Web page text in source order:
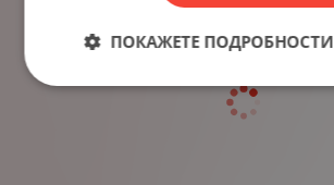
ПОКАЖЕТЕ ПОДРОБНОСТИ